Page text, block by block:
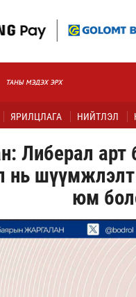
ЯРИЛЦЛАГА НИЙТЛЭЛ
Либерал арт
нь шүүмжлэлт
юм